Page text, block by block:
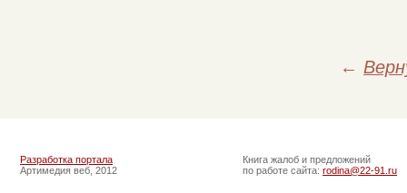
←
Разработка портала
Артимедия веб, 2012
Книга жалоб и предложений
по работе сайта: rodina@22-91.ru